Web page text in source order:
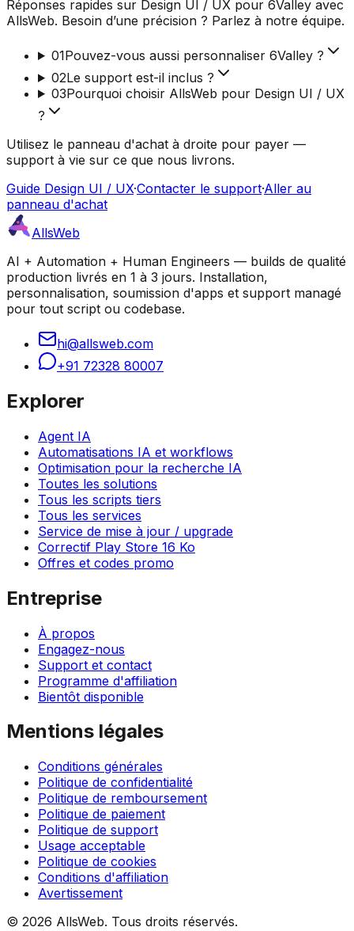
Réponses rapides sur Design UI / UX pour 6Valley avec
AllsWeb. Besoin d’une précision ? Parlez à notre équipe.
01Pouvez-vous aussi personnaliser 6Valley ?
02Le support est-il inclus ?
03Pourquoi choisir AllsWeb pour Design UI / UX
?
Utilisez le panneau d'achat à droite pour payer —
support à vie sur ce que nous livrons.
Guide Design UI / UX·Contacter le support·Aller au
panneau d'achat
AllsWeb
AI + Automation + Human Engineers — builds de qualité
production livrés en 1 à 3 jours. Installation,
personnalisation, soumission d'apps et support managé
pour tout script ou codebase.
hi@allsweb.com
+91 72328 80007
Explorer
Agent IA
Automatisations IA et workflows
Optimisation pour la recherche IA
Toutes les solutions
Tous les scripts tiers
Tous les services
Service de mise à jour / upgrade
Correctif Play Store 16 Ko
Offres et codes promo
Entreprise
À propos
Engagez-nous
Support et contact
Programme d'affiliation
Bientôt disponible
Mentions légales
Conditions générales
Politique de confidentialité
Politique de remboursement
Politique de paiement
Politique de support
Usage acceptable
Politique de cookies
Conditions d'affiliation
Avertissement
© 2026 AllsWeb. Tous droits réservés.